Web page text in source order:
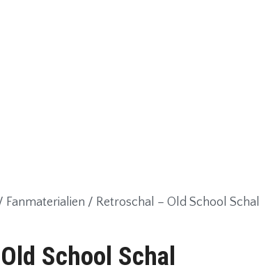
Fanmaterialien / Retroschal – Old School Schal
School Schal